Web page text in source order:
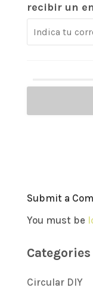
recibir un
Submit a
You must be
Categories
Circular DIY